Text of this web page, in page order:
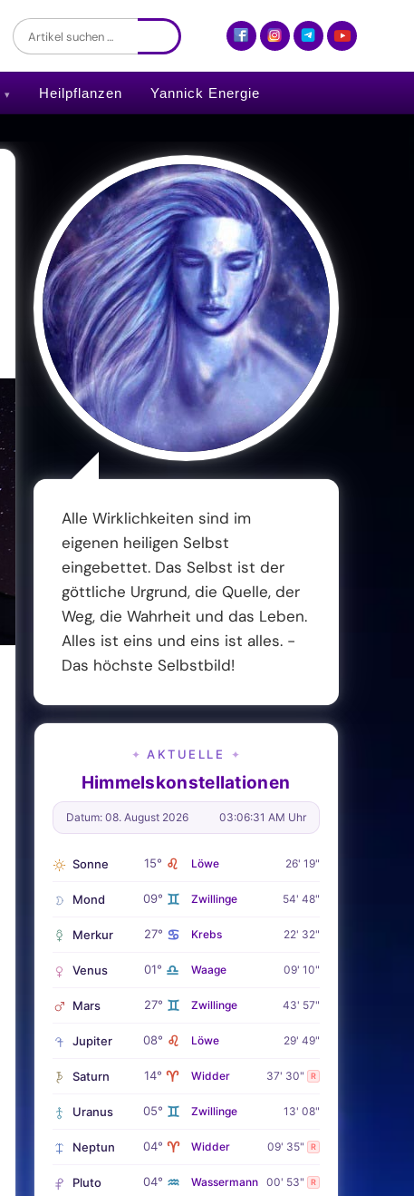
Heilpflanzen Yannick Energie
Alle Wirklichkeiten sind im
eigenen heiligen Selbst
eingebettet. Das Selbst ist der
göttliche Urgrund, die Quelle, der
Weg, die Wahrheit und das Leben.
Alles ist eins und eins ist alles. -
Das höchste Selbstbild!
✦ AKTUELLE ✦
Himmelskonstellationen
Datum: 08. August 2026 03:06:32 AM Uhr
Sonne 15° ♌ Löwe 26' 19"
Mond 09° ♊ Zwillinge 54' 48"
Merkur 27° ♋ Krebs 22' 32"
Venus 01° ♎ Waage 09' 10"
Mars 27° ♊ Zwillinge 43' 57"
Jupiter 08° ♌ Löwe 29' 49"
Saturn 14° ♈ Widder 37' 30" R
Uranus 05° ♊ Zwillinge 13' 08"
Neptun 04° ♈ Widder 09' 35" R
Pluto 04° ♒ Wassermann 00' 53" R